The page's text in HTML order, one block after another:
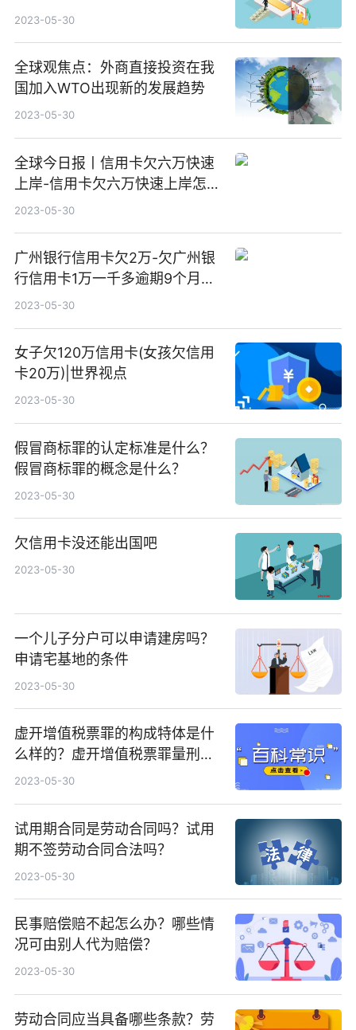
2023-05-30
全球观焦点：外商直接投资在我
国加入WTO出现新的发展趋势
2023-05-30
全球今日报丨信用卡欠六万快速
上岸-信用卡欠六万快速上岸怎么
办
2023-05-30
广州银行信用卡欠2万-欠广州银
行信用卡1万一千多逾期9个月了|
头条
2023-05-30
女子欠120万信用卡(女孩欠信用
卡20万)|世界视点
2023-05-30
假冒商标罪的认定标准是什么？
假冒商标罪的概念是什么？
2023-05-30
欠信用卡没还能出国吧
2023-05-30
一个儿子分户可以申请建房吗？
申请宅基地的条件
2023-05-30
虚开增值税票罪的构成特体是什
么样的？虚开增值税票罪量刑标
准是什么样的？
2023-05-30
试用期合同是劳动合同吗？试用
期不签劳动合同合法吗？
2023-05-30
民事赔偿赔不起怎么办？哪些情
况可由别人代为赔偿？
2023-05-30
劳动合同应当具备哪些条款？劳